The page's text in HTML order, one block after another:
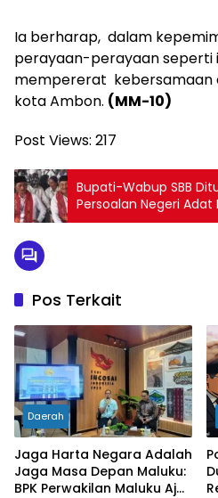
Ia berharap, dalam
perayaan-perayaan seperti
mempererat kebersamaan
kota Ambon. (MM-10)
Post Views: 217
Bupati-Wabup SBB
Persoalan Negeri Adat
Hari Kerja
Pos Terkait
Daerah
Jaga Harta Negara Adalah
Jaga Masa Depan Maluku:
BPK Perwakilan Maluku Ajak